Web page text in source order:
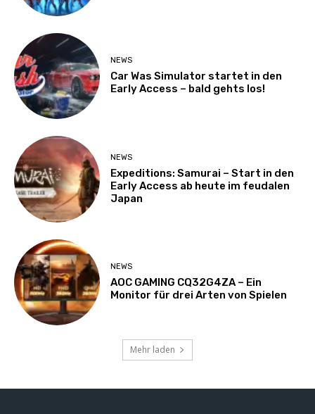
NEWS
Car Was Simulator startet in den
Early Access – bald gehts los!
NEWS
Expeditions: Samurai – Start in den
Early Access ab heute im feudalen
Japan
NEWS
AOC GAMING CQ32G4ZA – Ein
Monitor für drei Arten von Spielen
Mehr laden